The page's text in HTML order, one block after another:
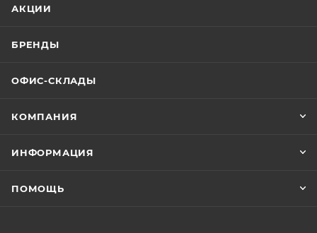
АКЦИИ
БРЕНДЫ
ОФИС-СКЛАДЫ
КОМПАНИЯ
ИНФОРМАЦИЯ
ПОМОЩЬ